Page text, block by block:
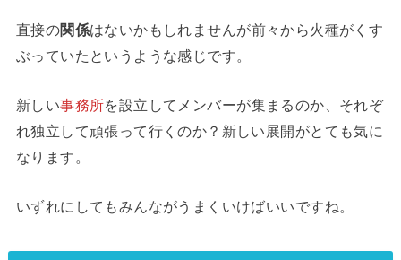
直接の関係はないかもしれませんが前々から火種がくす
ぶっていたというような感じです。
新しい事務所を設立してメンバーが集まるのか、それぞ
れ独立して頑張って行くのか？新しい展開がとても気に
なります。
いずれにしてもみんながうまくいけばいいですね。